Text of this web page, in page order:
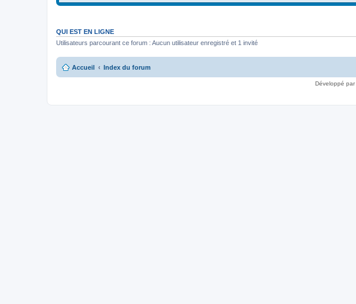
QUI EST EN LIGNE
Utilisateurs parcourant ce forum : Aucun utilisateur enregistré et 1 invité
Accueil Index du forum
Développé par